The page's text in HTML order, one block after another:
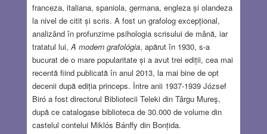
franceza, italiana, spaniola, germana, engleza și olandeza
la nivel de citit și scris. A fost un grafolog excepțional,
analizând în profunzime psihologia scrisului de mână, iar
tratatul lui,A modern grafológia, apărut în 1930, s-a
bucurat de o mare popularitate și a avut trei ediții, cea mai
recentă fiind publicată în anul 2013, la mai bine de opt
decenii după ediția princeps. Între anii 1937-1939 József
Biró a fost directorul Bibliotecii Teleki din Târgu Mureş,
după ce catalogase biblioteca de 30.000 de volume din
castelul contelui Miklós Bánffy din Bonțida.